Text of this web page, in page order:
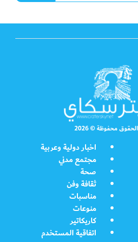
محفوظة © 2026
اخبار دولية وعربية
مجتمع مدني
صحة
ثقافة وفن
مناسبات
منوعات
كاريكاتير
اتفاقية المستخدم